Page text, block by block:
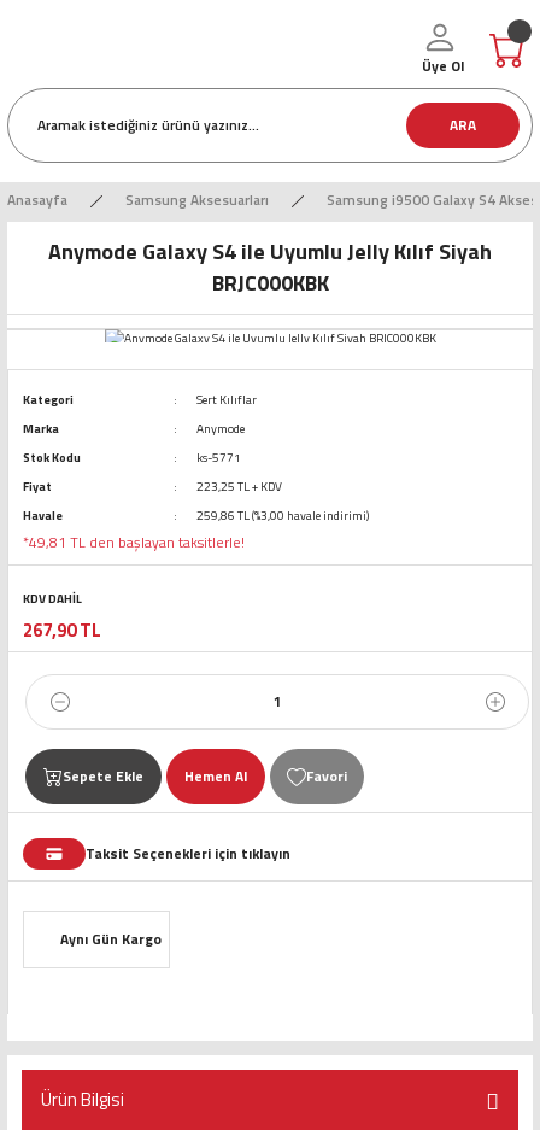
ARA
Üye Ol
Anasayfa Samsung Aksesuarları Samsung i9500 Galaxy S4
Anymode Galaxy S4 ile Uyumlu Jelly Kılıf Siyah
BRJC000KBK
Kategori
Sert Kılıflar
Marka
Anymode
Stok Kodu
ks-5771
Fiyat
223,25 TL + KDV
Havale
259,86 TL (%3,00 havale indirimi)
*49,81 TL den başlayan taksitlerle!
KDV DAHİL
267,90 TL
Sepete Ekle Hemen Al
Taksit Seçenekleri için tıklayın
Aynı Gün Kargo
Ürün Bilgisi